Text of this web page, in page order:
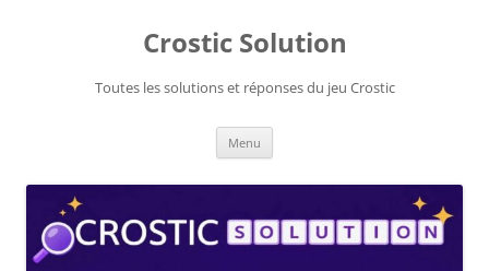
Crostic Solution
Toutes les solutions et réponses du jeu Crostic
Menu